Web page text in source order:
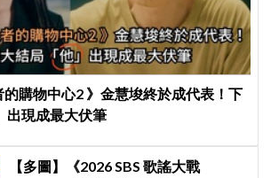
購物中心2 》金慧埈終於成代表！下
出現成最大伏筆
【多圖】《2026 SBS 歌謠大戰